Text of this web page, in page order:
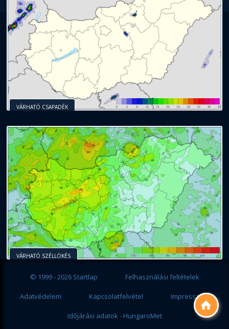

VÁRHATÓ CSAPADÉK
VÁRHATÓ SZÉLLÖKÉS
© 1999 - 2026 Startlap Felhasználási feltételek
Adatvédelem Kapcsolatfelvétel Impresszum
Időjárási adatok - HungaroMet